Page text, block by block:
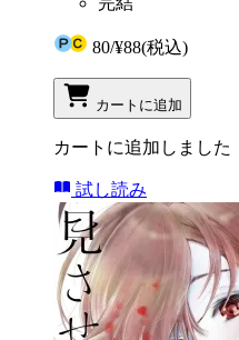
80/¥88(税込)
カートに追加
カートに追加しました
試し読み